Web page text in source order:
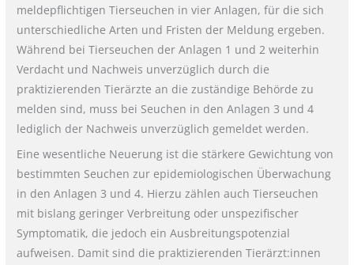
meldepflichtigen Tierseuchen in vier Anlagen, für die sich
unterschiedliche Arten und Fristen der Meldung ergeben.
Während bei Tierseuchen der Anlagen 1 und 2 weiterhin
Verdacht und Nachweis unverzüglich durch die
praktizierenden Tierärzte an die zuständige Behörde zu
melden sind, muss bei Seuchen in den Anlagen 3 und 4
lediglich der Nachweis unverzüglich gemeldet werden.
Eine wesentliche Neuerung ist die stärkere Gewichtung von
bestimmten Seuchen zur epidemiologischen Überwachung
in den Anlagen 3 und 4. Hierzu zählen auch Tierseuchen
mit bislang geringer Verbreitung oder unspezifischer
Symptomatik, die jedoch ein Ausbreitungspotenzial
aufweisen. Damit sind die praktizierenden Tierärzt:innen